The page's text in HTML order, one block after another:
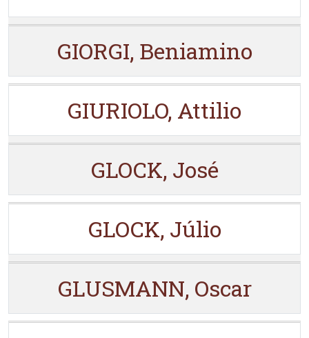
GIORGI, Beniamino
GIURIOLO, Attilio
GLOCK, José
GLOCK, Júlio
GLUSMANN, Oscar